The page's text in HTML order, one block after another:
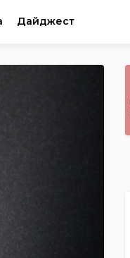
Дайджест